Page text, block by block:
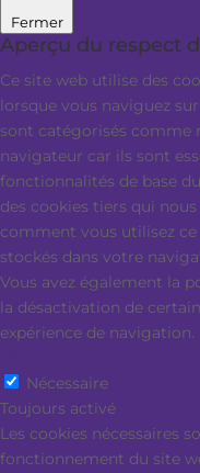
Fermer
Aperçu du respect
Ce site web utilise des
lorsque vous naviguez
sont catégorisés comme
navigateur car ils sont
fonctionnalités de base
des cookies tiers qui
comment vous utilisez ce
stockés dans votre
Vous avez également la
la désactivation de
expérience de navigation.
Nécessaire
Toujours activé
Les cookies nécessaires
fonctionnement du site